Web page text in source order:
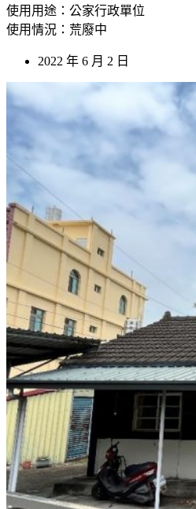
使用用途：公家行政單位
使用情況：荒廢中
2022 年 6 月 2 日